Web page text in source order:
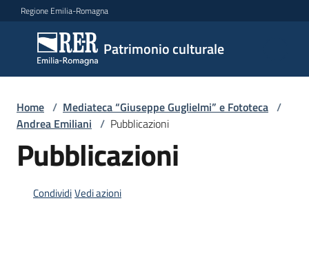
Vai al contenuto
Vai alla navigazione
Vai al footer
Regione Emilia-Romagna
Patrimonio culturale
Patrimonio
culturale
Argomenti
Home / Mediateca “Giuseppe Guglielmi” e Fototeca /
Andrea Emiliani / Pubblicazioni
Pubblicazioni
CondividiVedi azioni